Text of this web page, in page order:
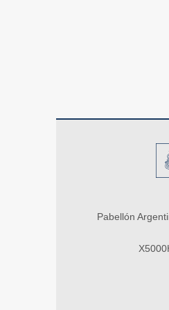
Pabellón